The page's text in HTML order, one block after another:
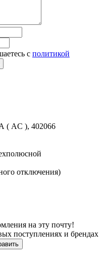
с политикой
( AC ), 402066
отключения)
на эту почту!
поступлениях и брендах